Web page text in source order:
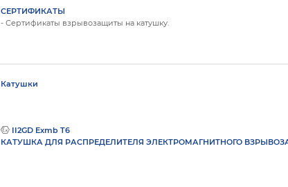
СЕРТИФИКАТЫ
- Сертификаты взрывозащиты на катушку.
Катушки
II2GD Exmb T6
КАТУШКА ДЛЯ РАСПРЕДЕЛИТЕЛЯ ЭЛЕКТРОМАГНИТНОГО